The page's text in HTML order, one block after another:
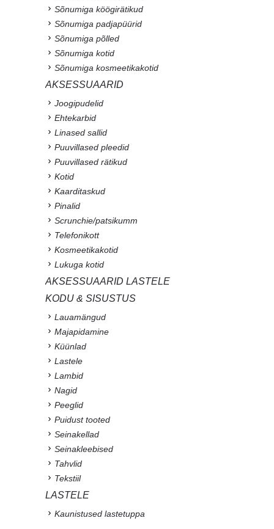
Sõnumiga köögirätikud
Sõnumiga padjapüürid
Sõnumiga põlled
Sõnumiga kotid
Sõnumiga kosmeetikakotid
AKSESSUAARID
Joogipudelid
Ehtekarbid
Linased sallid
Puuvillased pleedid
Puuvillased rätikud
Kotid
Kaarditaskud
Pinalid
Scrunchie/patsikumm
Telefonikott
Kosmeetikakotid
Lukuga kotid
AKSESSUAARID LASTELE
KODU & SISUSTUS
Lauamängud
Majapidamine
Küünlad
Lastele
Lambid
Nagid
Peeglid
Puidust tooted
Seinakellad
Seinakleebised
Tahvlid
Tekstiil
LASTELE
Kaunistused lastetuppa